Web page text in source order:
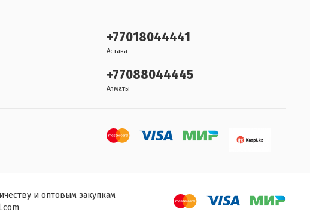
+77018044441
Астана
+77088044445
Алматы
и оптовым закупкам